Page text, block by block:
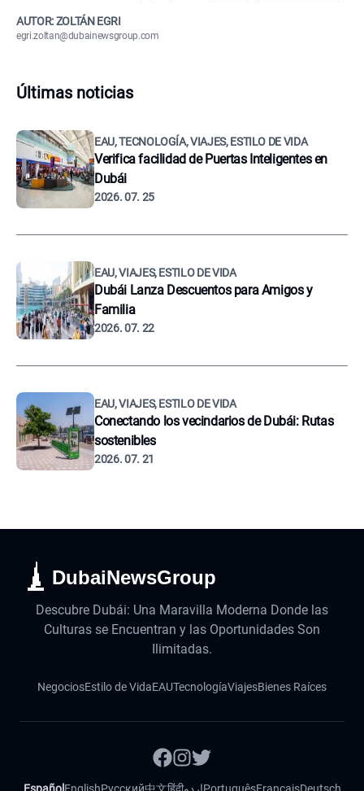
AUTOR: ZOLTÁN EGRI
egri.zoltan@dubainewsgroup.com
Últimas noticias
EAU, TECNOLOGÍA, VIAJES, ESTILO DE VIDA
Verifica facilidad de Puertas Inteligentes en
Dubái
2026. 07. 25
EAU, VIAJES, ESTILO DE VIDA
Dubái Lanza Descuentos para Amigos y
Familia
2026. 07. 22
EAU, VIAJES, ESTILO DE VIDA
Conectando los vecindarios de Dubái: Rutas
sostenibles
2026. 07. 21
DubaiNewsGroup
Descubre Dubái: Una Maravilla Moderna Donde las
Culturas se Encuentran y las Oportunidades Son
Ilimitadas.
NegociosEstilo de VidaEAUTecnologíaViajesBienes Raíces